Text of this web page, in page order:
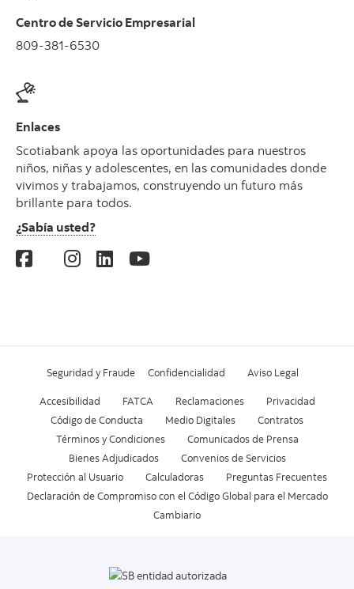
Centro de Servicio Empresarial
809-381-6530
Enlaces
Scotiabank apoya las oportunidades para nuestros
niños, niñas y adolescentes, en las comunidades donde
vivimos y trabajamos, construyendo un futuro más
brillante para todos.
¿Sabía usted?
Seguridad y Fraude Confidencialidad Aviso Legal
Accesibilidad FATCA Reclamaciones
Privacidad
Código de Conducta
Medio Digitales
Contratos
Términos y Condiciones
Comunicados de Prensa
Bienes Adjudicados
Convenios de Servicios
Protección al Usuario
Calculadoras
Preguntas Frecuentes
Declaración de Compromiso con el Código Global para el Mercado
Cambiario